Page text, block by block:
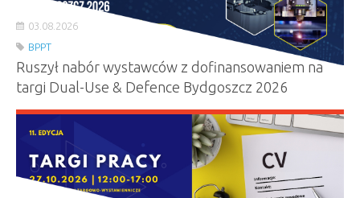
03.08.2026
BPPT
Ruszył nabór wystawców z dofinansowaniem na
targi Dual-Use & Defence Bydgoszcz 2026